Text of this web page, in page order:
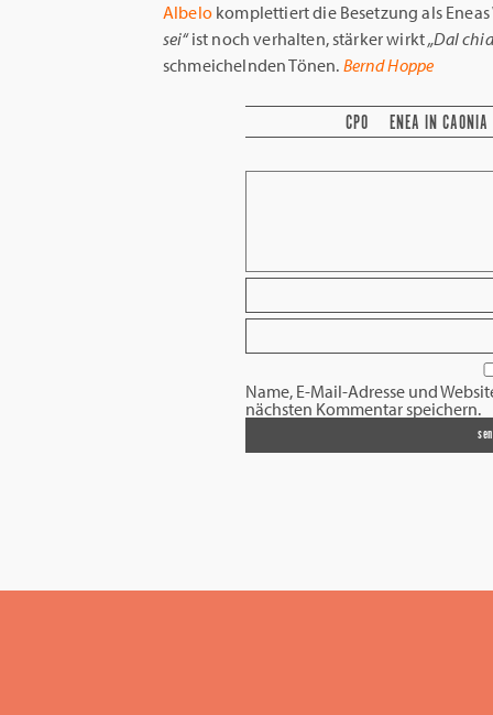
Albelo komplettiert die Besetzung als
sei“ist noch verhalten, stärker wirkt„Dal
schmeichelnden Tönen. Bernd Hoppe
CPO ENEA IN CAONIA
Name, E-Mail-Adresse und
nächsten Kommentar speichern.